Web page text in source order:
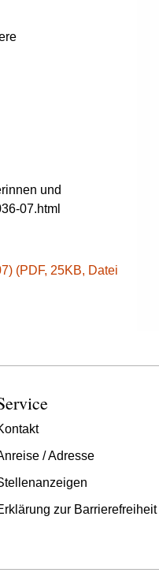
und
07.html
(PDF, 25KB, Datei
/ Adresse
zur Barrierefreiheit